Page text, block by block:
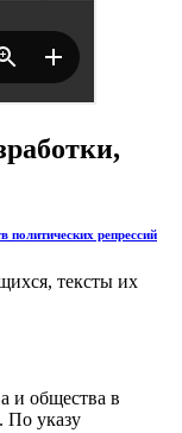
репрессий
тексты их
и общества в
По указу